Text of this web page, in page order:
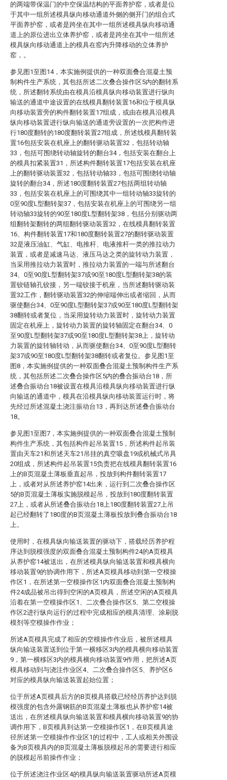
的两端带保温门的中空保温结构的平面养护窑，或者是位
于其中一组所述模具纵向移动通道外侧的侧开门的组合式
平面养护窑，或者是跨坐在其中一组所述模具纵向移动通
道上的原位进出立体养护窑，或者是跨坐在其中一组所述
模具纵向移动通道上的模具在窑内升降移动的立体养护
窑，。
参见图1至图14，本实施例提供的一种双面叠合混凝土预
制构件生产系统，其包括所述二次叠合操作区5内的翻转系
统，所述翻转系统由在模具沿模具纵向移动装置进行纵向
输送的通道中途设置的在线模具翻转装置16和位于模具纵
向移动装置旁的构件翻转装置17组成，或由在模具沿模具
纵向移动装置进行纵向输送的通道旁设置的一次把构件进
行180度翻转的180度翻转装置27组成，所述线模具翻转装
置16包括安装在机座上的翻转驱动装置32，包括转动轴
33，包括可围绕转动轴旋转的翻台34，包括安装在翻台上
的模具扣紧装置31，所述构件翻转装置17包括安装在机座
上的翻转驱动装置32，包括转动轴33，包括可围绕转动轴
旋转的翻台34，所述180度翻转装置27包括两组转动轴
33，包括安装在机座上的可围绕其中一组转动轴33旋转的
0至90度L型翻转架37，包括安装在机座上的可围绕另一组
转动轴33旋转的90至180度L型翻转架38，包括分别驱动两
组翻转架翻转的两组翻转驱动装置32，在线模具翻转装置
16、构件翻转装置17和180度翻转装置27的翻转驱动装置
32是液压油缸、气缸、电推杆、电液推杆一类的推拉动力
装置，或者是减速马达、液压马达之类的旋转动力装置，
当采用推拉动力装置时，推拉动力装置的一端与所述翻台
34、0至90度L型翻转架37或90至180度L型翻转架38的装
置铰链轴孔铰接，另一端铰接于机座，当所述翻转驱动装
置32工作，翻转驱动装置32的伸缩端伸出或者缩回，从而
驱使翻台34、0至90度L型翻转架37或90至180度L型翻转架
38翻转或者复位，当采用旋转动力装置时，旋转动力装置
固定在机座上，旋转动力装置的旋转轴固定在翻台34、0
至90度L型翻转架37或90至180度L型翻转架38上，旋转动
力装置的旋转轴转动，从而驱使翻台34、0至90度L型翻转
架37或90至180度L型翻转架38翻转或者复位。参见图1至
图8，本实施例提供的一种双面叠合混凝土预制构件生产系
统，其包括所述二次叠合操作区5内的叠合振动台18，所
述叠合振动台18被设置在模具沿模具纵向移动装置进行纵
向输送的通道中，模具在沿模具纵向移动装置运行时，将
先经过所述混凝土浇注振动台13，再到达所述叠合振动台
18。
参见图1至图7，本实施例提供的一种双面叠合混凝土预制
构件生产系统，其包括构件起吊装置15，所述构件起吊装
置由天车21和所述天车21吊挂的真空吸盘19或机械式吊具
20组成，所述构件起吊装置15负责把在线模具翻转装置16
上的B页混凝土薄板垂直起吊，投放到构件翻转装置17
上，或者对从所述养护窑14出来，运行到二次叠合操作区
5的B页混凝土薄板实施脱模起吊，投放到180度翻转装置
27上，或者从所述叠合振动台18上180度翻转装置27上吊
起已经翻转了180度的B页混凝土薄板投放到叠合振动台18
上。
使用时，在模具纵向输送装置的驱动下，搭载经历养护程
序达到脱模强度的双面叠合混凝土预制构件24的A页模具
从养护窑14被送出，在所述模具纵向输送装置和模具横向
移动装置9的协调作用下，所述A页模具移动到第一空模操
作区1，在所述第一空模操作区1内双面叠合混凝土预制构
件24成品被吊出得到空闲的A页模具，所述空闲的A页模具
沿着在第一空模操作区1、二次叠合操作区5、第二空模操
作区2进行纵向运行的过程中完成相应的模具清理、涂刷脱
模剂等空模操作作业；
所述A页模具完成了相应的空模操作作业后，被所述模具
纵向输送装置送到位于第一横移区3内的模具横向移动装置
9，第一横移区3内的模具横向移动装置9作用，把所述A页
模具移动到与浇注作业区4、二次叠合操作区5、养护区6
对应的模具纵向输送装置起始位置；
位于所述A页模具后方的B页模具搭载已经经历养护达到脱
模强度的包含外露钢筋的B页混凝土薄板也从养护窑14被
送出，在所述模具纵向输送装置和模具横向移动装置9的协
调作用下，B页模具到达第一空模操作区1，在B页模具途
径所述第一空模操作作业区1的过程中，工人或相关外围设
备为B页模具内的B页混凝土薄板脱模起吊的需要进行相应
的脱模起吊前操作作业；
位于所述浇注作业区4的模具纵向输送装置驱动所述A页模